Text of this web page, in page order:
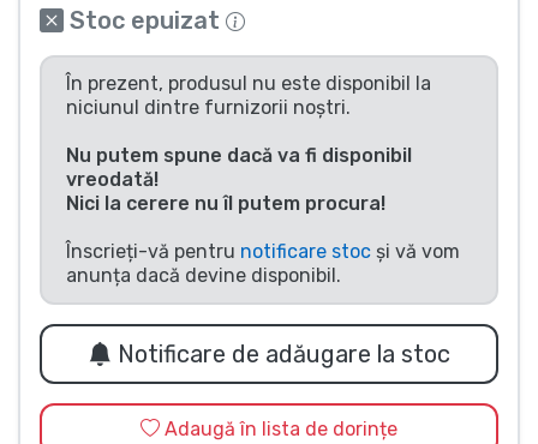
Stoc epuizat
În prezent, produsul nu este disponibil la
niciunul dintre furnizorii noștri.
Nu putem spune dacă va fi disponibil
vreodată!
Nici la cerere nu îl putem procura!
Înscrieți-vă pentru notificare stoc și vă vom
anunța dacă devine disponibil.
Notificare de adăugare la stoc
Adaugă în lista de dorințe
Tipuri de produse